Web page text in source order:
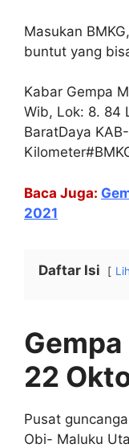
Masukan
buntut yang
Kabar Gempa
Wib, Lok: 8. 84
BaratDaya
Baca Juga:
2021
Daftar Isi
22
Pusat
Obi- Maluku